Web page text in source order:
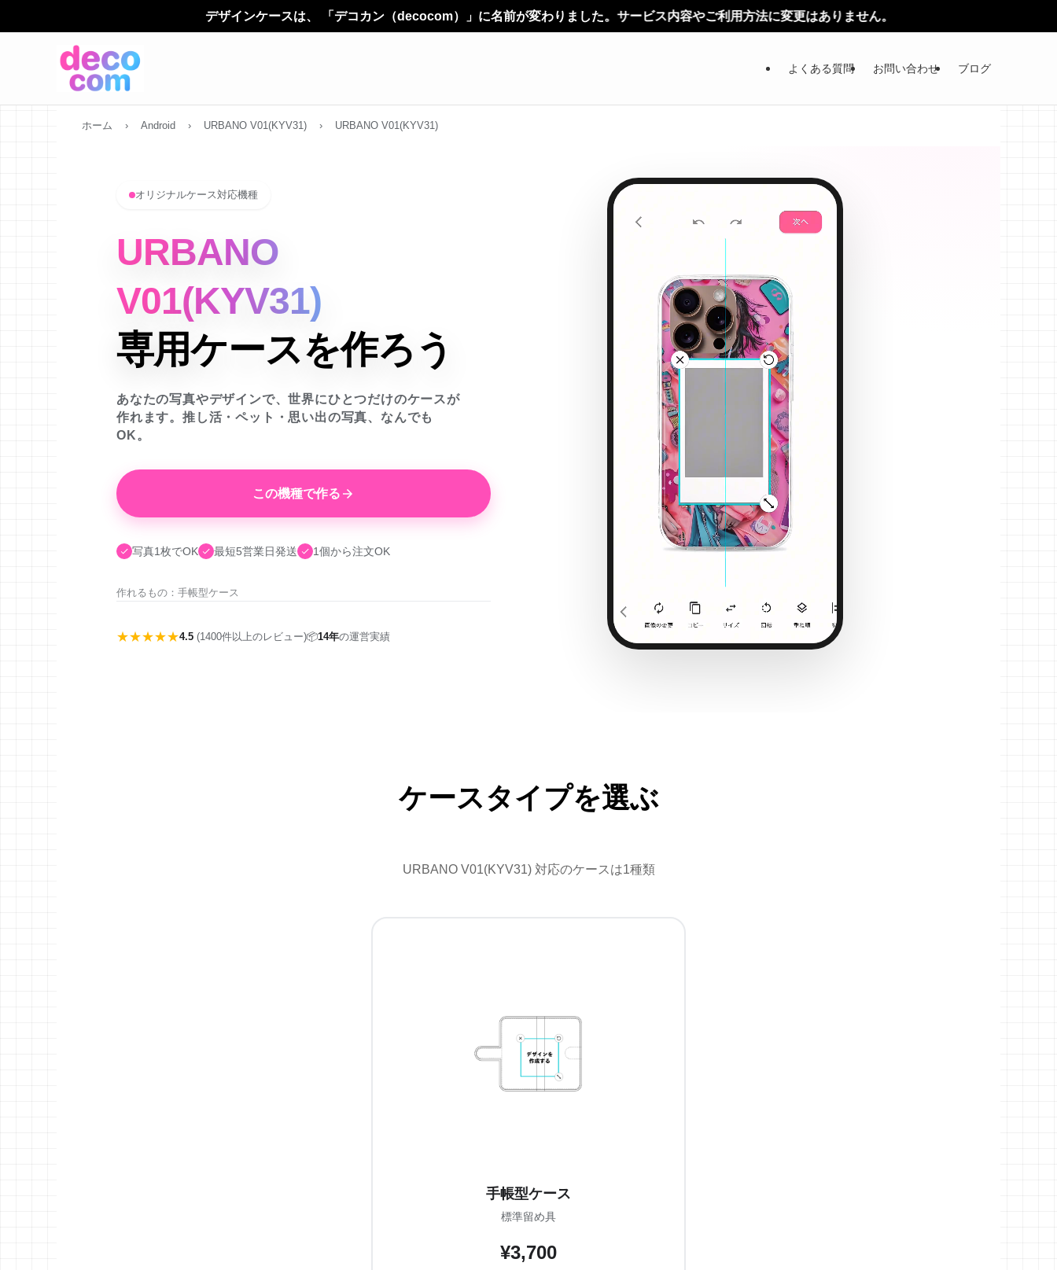
デザインケースは、 「デコカン（decocom）」に名前が変わりました。サービス内容やご利用方法に変更はありません。
よくある質問 お問い合わせ ブログ
ホーム › Android › URBANO V01(KYV31) › URBANO V01(KYV31)
オリジナルケース対応機種
URBANO
V01(KYV31)
専用ケースを作ろう
あなたの写真やデザインで、世界にひとつだけのケースが
作れます。推し活・ペット・思い出の写真、なんでも
OK。
この機種で作る
写真1枚でOK 最短5営業日発送 1個から注文OK
作れるもの：手帳型ケース
★★★★★4.5 (1400件以上のレビュー)📦14年の運営実績
ケースタイプを選ぶ
URBANO V01(KYV31) 対応のケースは1種類
手帳型ケース
標準留め具
¥3,700